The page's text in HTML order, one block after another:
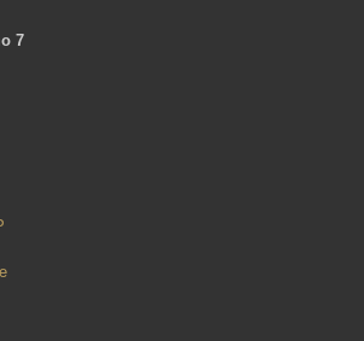
7